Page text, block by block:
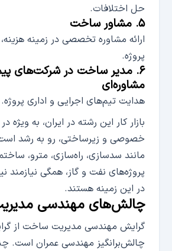
حل اختلافات.
۵. مشاور ساخت
ارائه مشاوره تخصصی در زمینه
پروژه.
۶. مدیر ساخت در شرکت‌های
مشاوره‌ای
هدایت تیم‌های اجرایی و اداری پروژه.
بازار کار این رشته در ایران، به ویژه
خصوصی و زیرساختی، رو به رشد
مانند سدسازی، راه‌سازی، مترو،
پروژه‌های نفت و گاز، همگی
در این زمینه هستند.
چالش‌­های مهندسی
گرایش‌ مهندسی مدیریت ساخت از
چالش‌برانگیز مهندسی عمران است.